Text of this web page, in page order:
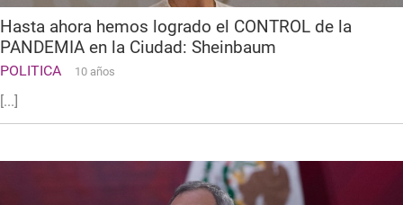
Hasta ahora hemos logrado el CONTROL de la
PANDEMIA en la Ciudad: Sheinbaum
POLITICA 10 años
[...]